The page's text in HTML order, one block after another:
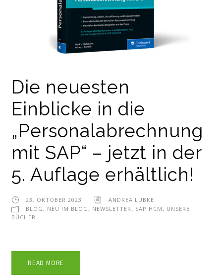
Die neuesten
Einblicke in die
„Personalabrechnung
mit SAP“ – jetzt in der
5. Auflage erhältlich!
23. OKTOBER 2023
ANDREA LÜBKE
BLOG , NEU IM BLOG , NEWSLETTER , SAP HCM , UNSERE
BÜCHER
READ MORE